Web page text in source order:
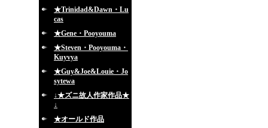
★Trinidad&Dawn・Lu
cas
★Gene・Pooyouma
★Steven・Pooyouma・
Kuyvya
★Guy&Joe&Louie・Jo
sytewa
↓★ズニ故人作家作品★
↓
★オールド作品